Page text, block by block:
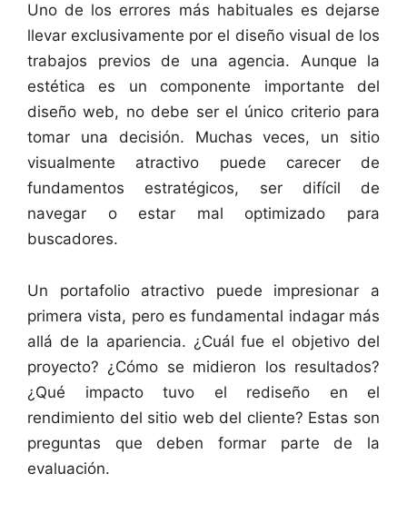
Uno de los errores más habituales es dejarse
llevar exclusivamente por el diseño visual de los
trabajos previos de una agencia. Aunque la
estética es un componente importante del
diseño web, no debe ser el único criterio para
tomar una decisión. Muchas veces, un sitio
visualmente atractivo puede carecer de
fundamentos estratégicos, ser difícil de
navegar o estar mal optimizado para
buscadores.
Un portafolio atractivo puede impresionar a
primera vista, pero es fundamental indagar más
allá de la apariencia. ¿Cuál fue el objetivo del
proyecto? ¿Cómo se midieron los resultados?
¿Qué impacto tuvo el rediseño en el
rendimiento del sitio web del cliente? Estas son
preguntas que deben formar parte de la
evaluación.